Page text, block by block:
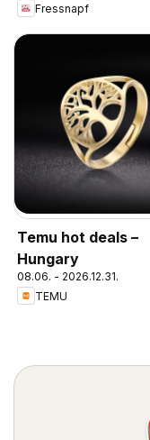
Fressnapf
Temu hot deals –
Hungary
08.06. - 2026.12.31.
TEMU